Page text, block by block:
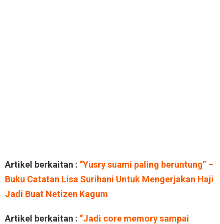
Artikel berkaitan : “Yusry suami paling beruntung” –
Buku Catatan Lisa Surihani Untuk Mengerjakan Haji
Jadi Buat Netizen Kagum
Artikel berkaitan : “Jadi core memory sampai